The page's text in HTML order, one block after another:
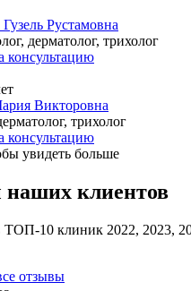
Рустамовна
дерматолог, трихолог
консультацию
Викторовна
трихолог
консультацию
увидеть больше
клиентов
10 клиник 2022, 2023,
отзывы